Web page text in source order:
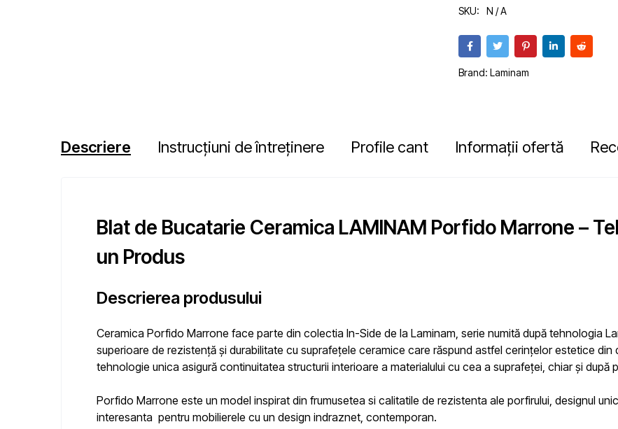
SKU: N / A
Brand:Laminam
Descriere Instrucțiuni de întreținere Profile cant Informații ofertă
Blat de Bucatarie Ceramica LAMINAM Porfido Marrone –
un Produs
Descrierea produsului
Ceramica Porfido Marrone face parte din colectia In-Side de la Laminam, serie numită după tehnologia
superioare de rezistență și durabilitate cu suprafețele ceramice care răspund astfel cerințelor estetice din
tehnologie unica asigură continuitatea structurii interioare a materialului cu cea a suprafeței, chiar și după
Porfido Marrone este un model inspirat din frumusetea si calitatile de rezistenta ale porfirului, designul
interesanta pentru mobilierele cu un design indraznet, contemporan.